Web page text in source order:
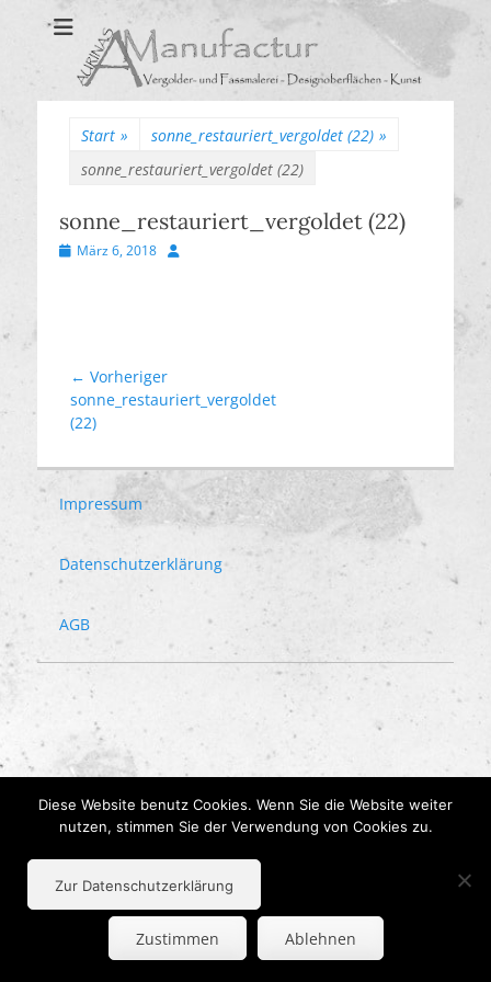
Aurinas Surfaces
Oberflächen Manufaktur
Start » sonne_restauriert_vergoldet (22) »
sonne_restauriert_vergoldet (22)
sonne_restauriert_vergoldet (22)
Veröffentlicht
März 6, 2018 Autor
Beitragsnavigation
← Vorheriger
Vorheriger
Beitrag:
sonne_restauriert_vergoldet
(22)
Impressum
Datenschutzerklärung
AGB
Diese Website benutz Cookies. Wenn Sie die Website weiter
nutzen, stimmen Sie der Verwendung von Cookies zu.
Zur Datenschutzerklärung
Zustimmen Ablehnen